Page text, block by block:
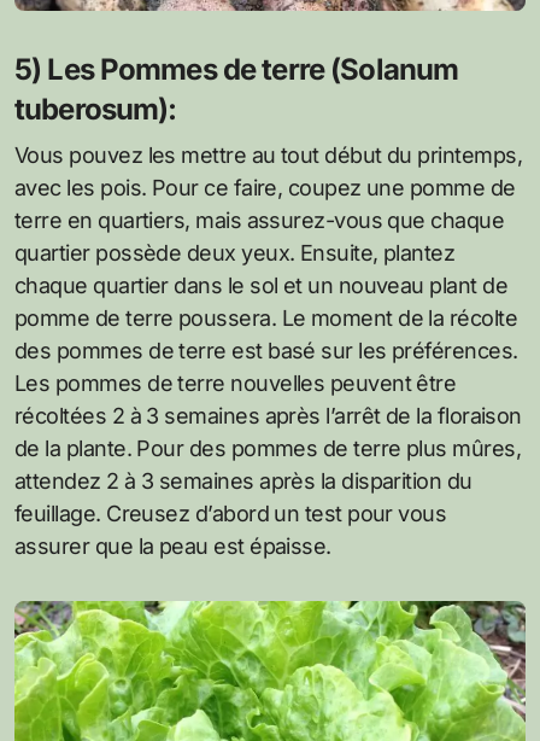
5) Les Pommes de terre (Solanum
tuberosum):
Vous pouvez les mettre au tout début du printemps,
avec les pois. Pour ce faire, coupez une pomme de
terre en quartiers, mais assurez-vous que chaque
quartier possède deux yeux. Ensuite, plantez
chaque quartier dans le sol et un nouveau plant de
pomme de terre poussera. Le moment de la récolte
des pommes de terre est basé sur les préférences.
Les pommes de terre nouvelles peuvent être
récoltées 2 à 3 semaines après l’arrêt de la floraison
de la plante. Pour des pommes de terre plus mûres,
attendez 2 à 3 semaines après la disparition du
feuillage. Creusez d’abord un test pour vous
assurer que la peau est épaisse.